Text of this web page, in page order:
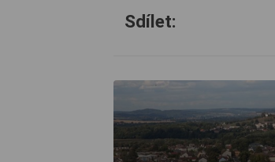
Sdílet: